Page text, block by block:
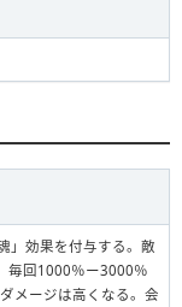
」効果を付与する。敵
毎回1000％ー3000％
メージは高くなる。会